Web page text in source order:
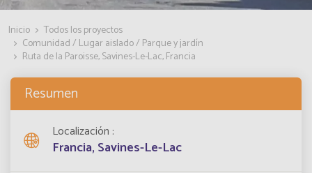
Inicio
Todos los proyectos
Comunidad / Lugar aislado / Parque y jardín
Ruta de la Paroisse, Savines-Le-Lac, Francia
Resumen
Localización
Francia, Savines-Le-Lac